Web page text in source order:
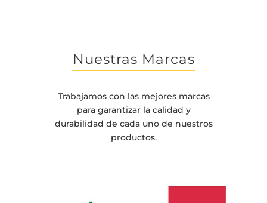
Nuestras Marcas
Trabajamos con las mejores marcas
para garantizar la calidad y
durabilidad de cada uno de nuestros
productos.